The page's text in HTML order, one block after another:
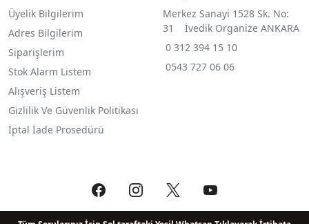
Üyelik Bilgilerim
Adres Bilgilerim
Siparişlerim
Stok Alarm Listem
Alışveriş Listem
Gizlilik Ve Güvenlik Politikası
İptal İade Prosedürü
Merkez Sanayi 1528 Sk. No:
31 İvedik Organize ANKARA
0 312 394 15 10
0543 727 06 06